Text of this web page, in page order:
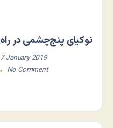
نوکیای پنج‌چشمی در راه
7 January 2019
No Comment